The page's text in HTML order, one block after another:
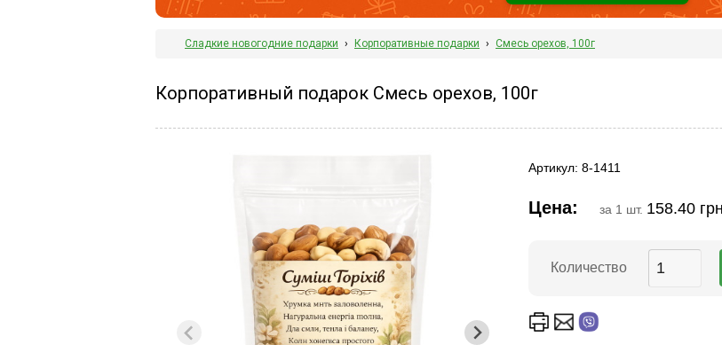
Сладкие новогодние подарки › Корпоративные подарки › Смесь орехов, 100г
Корпоративный подарок Смесь орехов, 100г
Артикул: 8-1411
Цена: за 1 шт. 158.40 грн
Количество